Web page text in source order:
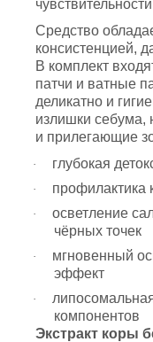
Средство
консистенцией,
В комплект
патчи и ватные
деликатно и
излишки себума,
и прилегающие
· глубокая
· профилактика
·
осветление
чёрных точек
·
мгновенный
эффект
·
компонентов
Экстракт коры